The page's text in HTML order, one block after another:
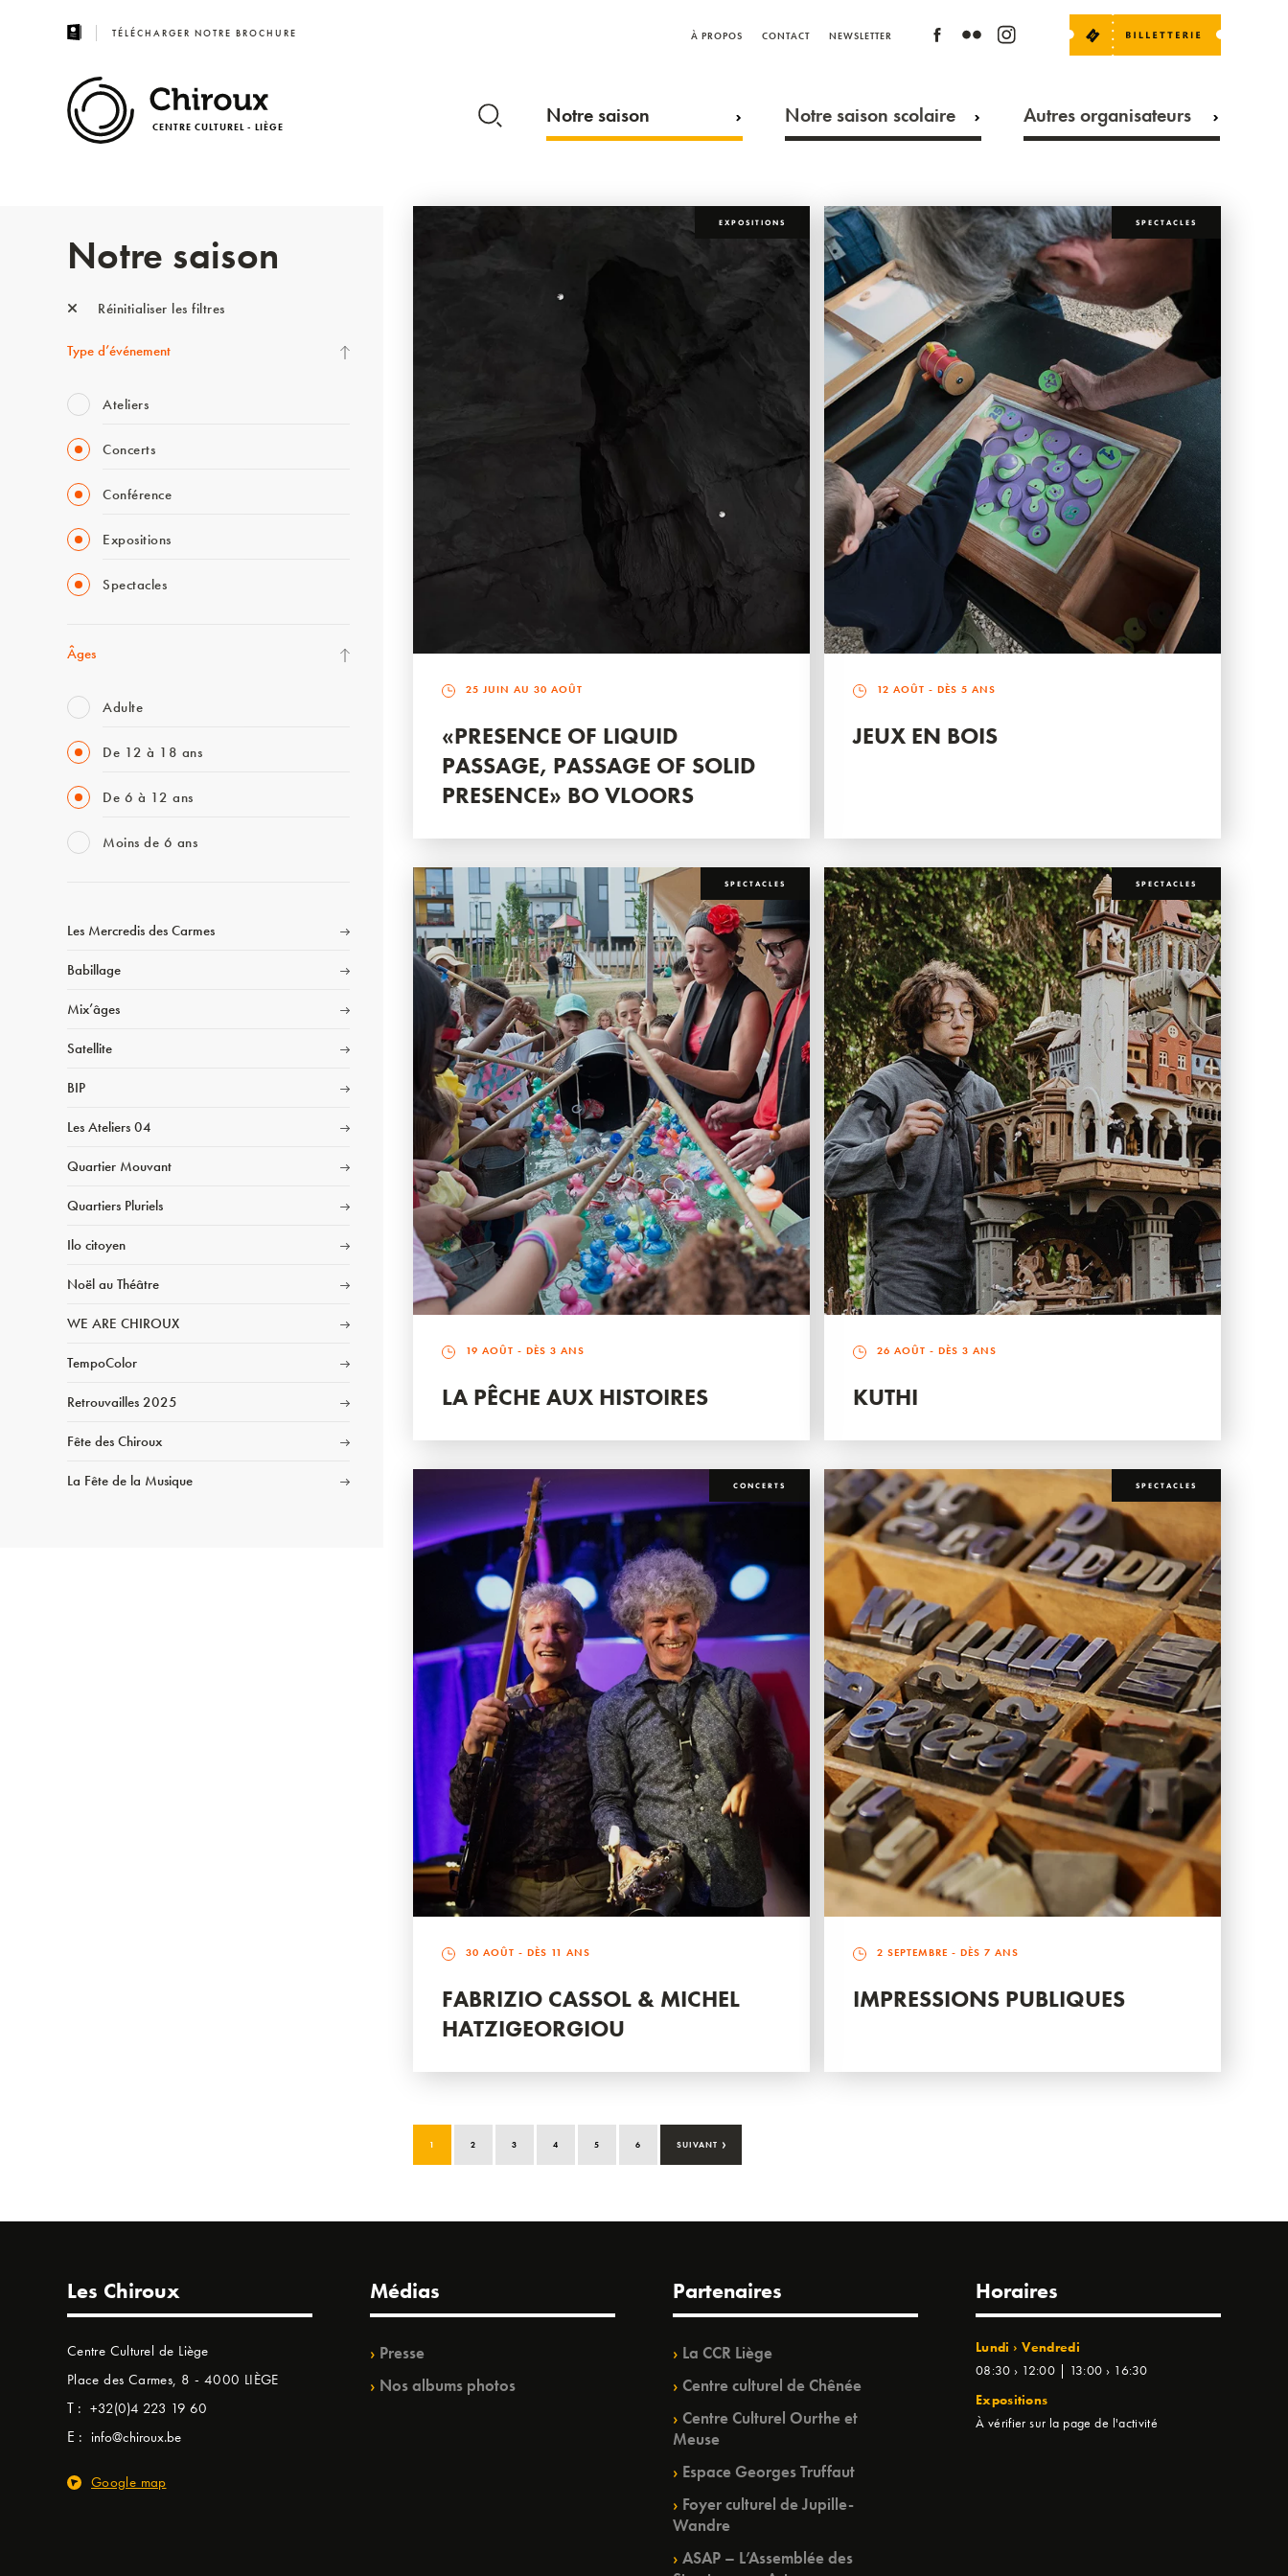
TÉLÉCHARGER NOTRE BROCHURE À PROPOS CONTACT NEWSLETTER
CENTRE CULTUREL - LIÈGE Notre saison Notre saison scolaire Autres organisateurs
Notre saison
Réinitialiser les filtres
Type d’événement
Ateliers
Concerts
Conférence
Expositions
Spectacles
Âges
Adulte
De 12 à 18 ans
De 6 à 12 ans
Moins de 6 ans
Les Mercredis des Carmes
Babillage
Mix’âges
Satellite
BIP
Les Ateliers 04
Quartier Mouvant
Quartiers Pluriels
Ilo citoyen
Noël au Théâtre
WE ARE CHIROUX
TempoColor
Retrouvailles 2025
Fête des Chiroux
La Fête de la Musique
EXPOSITIONS
25 JUIN AU 30 AOÛT
«PRESENCE OF LIQUID
PASSAGE, PASSAGE OF SOLID
PRESENCE» BO VLOORS
SPECTACLES
12 AOÛT - DÈS 5 ANS
JEUX EN BOIS
SPECTACLES
19 AOÛT - DÈS 3 ANS
LA PÊCHE AUX HISTOIRES
SPECTACLES
26 AOÛT - DÈS 3 ANS
KUTHI
CONCERTS
30 AOÛT - DÈS 11 ANS
FABRIZIO CASSOL & MICHEL
HATZIGEORGIOU
SPECTACLES
2 SEPTEMBRE - DÈS 7 ANS
IMPRESSIONS PUBLIQUES
1 2 3 4 5 6 SUIVANT ›
Les Chiroux
Centre Culturel de Liège
Place des Carmes, 8 - 4000 LIÈGE
T : +32(0)4 223 19 60
E : info@chiroux.be
Google map
Médias
Presse
Nos albums photos
Partenaires
La CCR Liège
Centre culturel de Chênée
Centre Culturel Ourthe et
Meuse
Espace Georges Truffaut
Foyer culturel de Jupille-
Wandre
ASAP – L’Assemblée des
Horaires
Lundi › Vendredi
08:30 › 12:00 | 13:00 › 16:30
Expositions
À vérifier sur la page de l'activité